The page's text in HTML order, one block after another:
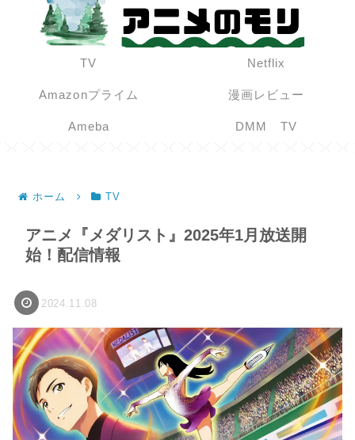
TV Netflix
Amazonプライム 漫画レビュー
Ameba DMM TV
ホーム TV
アニメ『メダリスト』2025年1月放送開
始！配信情報
2024.11.08